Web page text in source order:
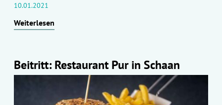
10.01.2021
Weiterlesen
Beitritt: Restaurant Pur in Schaan